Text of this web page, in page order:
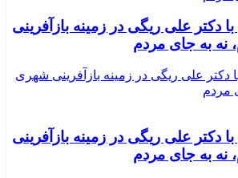
دکتر علی ریگی در زمینه بازآفرینی
نه به جای مردم
دکتر علی ریگی در زمینه بازآفرینی
نه به جای مردم